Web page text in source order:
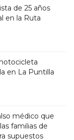
de 25 años
en la Ruta
en La Puntilla
médico que
familias de
supuestos